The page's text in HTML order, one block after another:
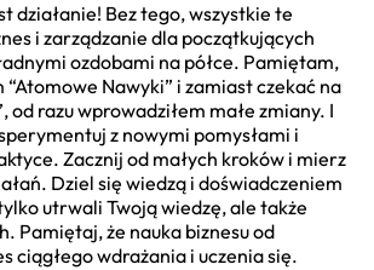
działanie! Bez tego, wszystkie te
i zarządzanie dla początkujących
ozdobami na półce. Pamiętam,
“Atomowe Nawyki” i zamiast czekać na
od razu wprowadziłem małe zmiany. I
z nowymi pomysłami i
Zacznij od małych kroków i mierz
Dziel się wiedzą i doświadczeniem
utrwali Twoją wiedzę, ale także
Pamiętaj, że nauka biznesu od
ciągłego wdrażania i uczenia się.